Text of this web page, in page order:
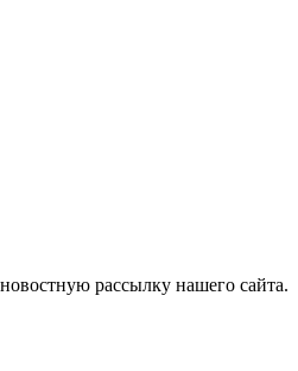
рассылку нашего сайта.